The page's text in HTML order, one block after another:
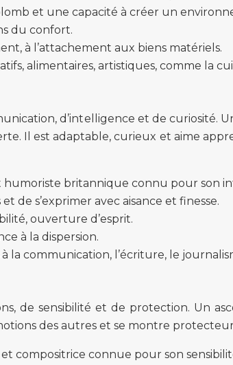
et une capacité à créer un
du confort.
à l’attachement aux biens matériels.
alimentaires, artistiques, comme la
d’intelligence et de curiosité.
Il est adaptable, curieux et aime
britannique connu pour son
de s’exprimer avec aisance et finesse.
ouverture d’esprit.
à la dispersion.
la communication, l’écriture, le
de sensibilité et de protection. Un
des autres et se montre
compositrice connue pour son